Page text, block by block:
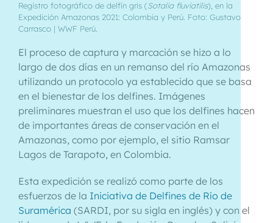
Registro fotográfico de delfín gris (Sotalia fluviatilis), en la
Expedición Amazonas 2021: Colombia y Perú. Foto: Gustavo
Carrasco | WWF Perú.
El proceso de captura y marcación se hizo a lo
largo de dos días en un remanso del río Amazonas
utilizando un protocolo ya establecido que se basa
en el bienestar de los delfines. Imágenes
preliminares muestran el uso que los delfines hacen
de importantes áreas de conservación en el
Amazonas, como por ejemplo, el sitio Ramsar
Lagos de Tarapoto, en Colombia.
Esta expedición se realizó como parte de los
esfuerzos de la Iniciativa de Delfines de Río de
Suramérica (SARDI, por su sigla en inglés) y con el